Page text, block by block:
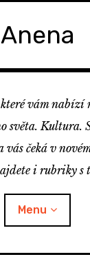
Anena
vám nabízí
světa. Kultura.
vás čeká v
i rubriky s
Menu